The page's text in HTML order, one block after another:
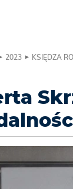
2023 KSIĘDZA